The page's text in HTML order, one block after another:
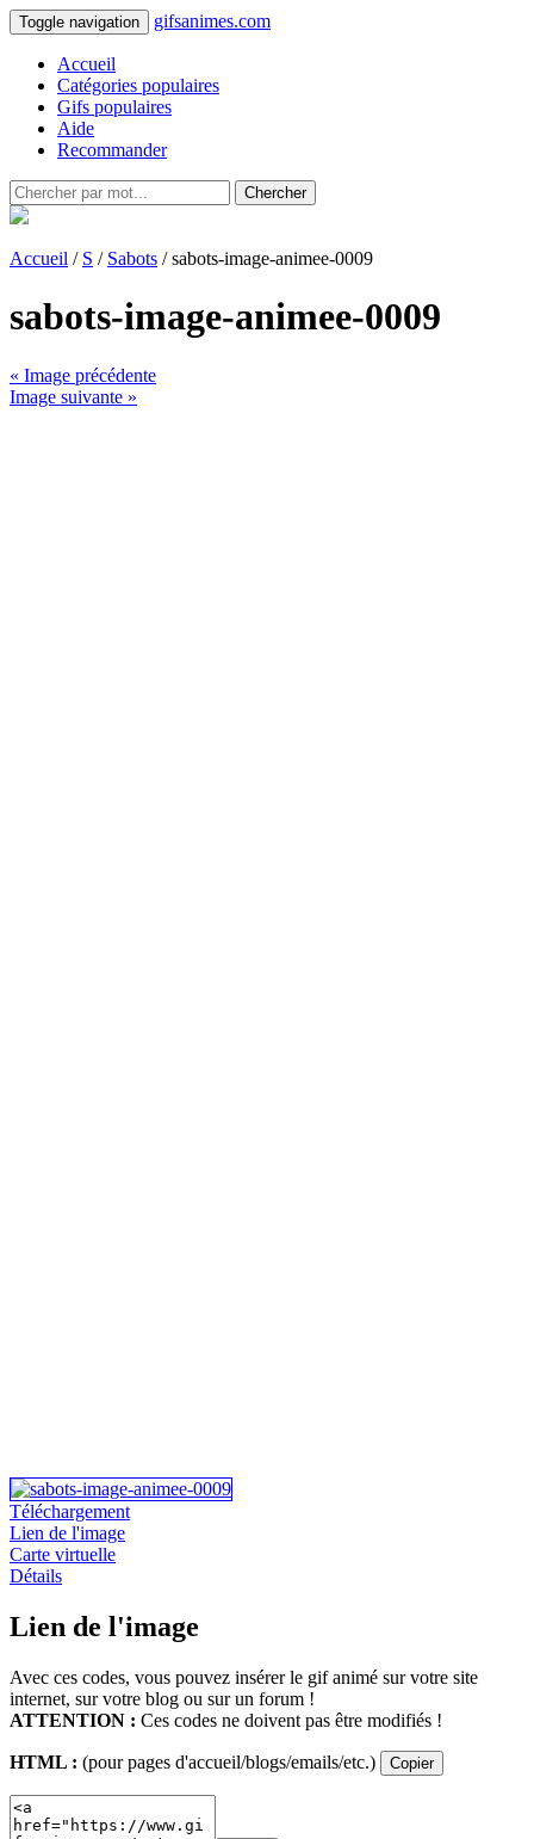
Toggle navigation gifsanimes.com
Accueil
Catégories populaires
Gifs populaires
Aide
Recommander
Chercher
Accueil / S / Sabots / sabots-image-animee-0009
sabots-image-animee-0009
« Image précédente
Image suivante »
Téléchargement
Lien de l'image
Carte virtuelle
Détails
Lien de l'image
Avec ces codes, vous pouvez insérer le gif animé sur votre site
internet, sur votre blog ou sur un forum !
ATTENTION : Ces codes ne doivent pas être modifiés !
HTML : (pour pages d'accueil/blogs/emails/etc.) Copier